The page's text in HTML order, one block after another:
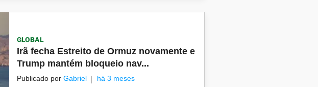
GLOBAL
Irã fecha Estreito de Ormuz novamente e
Trump mantém bloqueio nav...
Publicado porGabriel
há 3 meses